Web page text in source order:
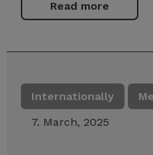
Read more
Internationally
7. March, 2025